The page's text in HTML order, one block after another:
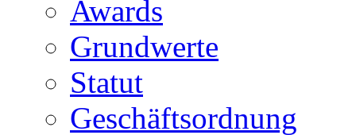
Awards
Grundwerte
Statut
Geschäftsordnung